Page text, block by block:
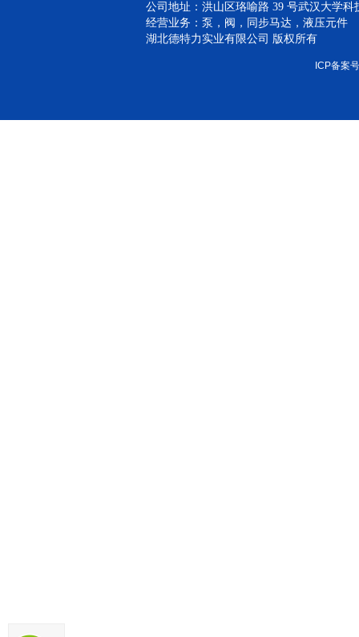
公司地址：洪山区珞喻路 39 号武汉大学科
经营业务：泵，阀，同步马达，液压元件
湖北德特力实业有限公司 版权所有
ICP备案